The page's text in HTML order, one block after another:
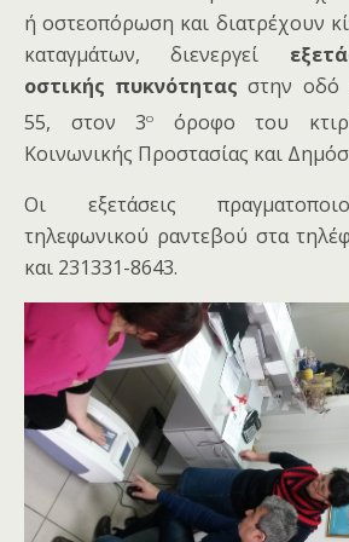
ή οστεοπόρωση και διατρέχουν
καταγμάτων, διενεργεί
οστικής πυκνότητας στην οδό
55, στον 3ο
όροφο του
Κοινωνικής Προστασίας και
Οι εξετάσεις
τηλεφωνικού ραντεβού στα
και 231331-8643.